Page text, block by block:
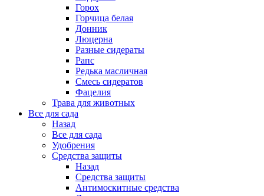
Горох
Горчица белая
Донник
Люцерна
Разные сидераты
Рапс
Редька масличная
Смесь сидератов
Фацелия
Трава для животных
Все для сада
Назад
Все для сада
Удобрения
Средства защиты
Назад
Средства защиты
Антимоскитные средства